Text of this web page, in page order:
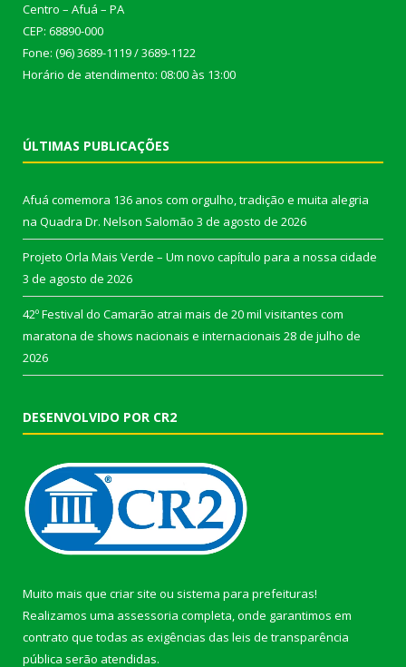
Centro – Afuá – PA
CEP: 68890-000
Fone: (96) 3689-1119 / 3689-1122
Horário de atendimento: 08:00 às 13:00
ÚLTIMAS PUBLICAÇÕES
Afuá comemora 136 anos com orgulho, tradição e muita alegria
na Quadra Dr. Nelson Salomão 3 de agosto de 2026
Projeto Orla Mais Verde – Um novo capítulo para a nossa cidade
3 de agosto de 2026
42º Festival do Camarão atrai mais de 20 mil visitantes com
maratona de shows nacionais e internacionais 28 de julho de
2026
DESENVOLVIDO POR CR2
Muito mais que criar site ou sistema para prefeituras!
Realizamos uma assessoria completa, onde garantimos em
contrato que todas as exigências das leis de transparência
pública serão atendidas.